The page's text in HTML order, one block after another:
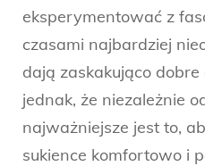
eksperymentować z
czasami najbardziej
dają zaskakująco
jednak, że niezależnie
najważniejsze jest to,
sukience komfortowo i